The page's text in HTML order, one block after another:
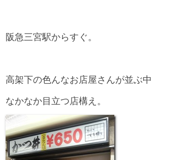
阪急三宮駅からすぐ。
高架下の色んなお店屋さんが並ぶ中
なかなか目立つ店構え。